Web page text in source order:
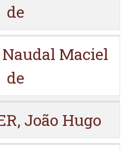
de
Maciel
de
João Hugo